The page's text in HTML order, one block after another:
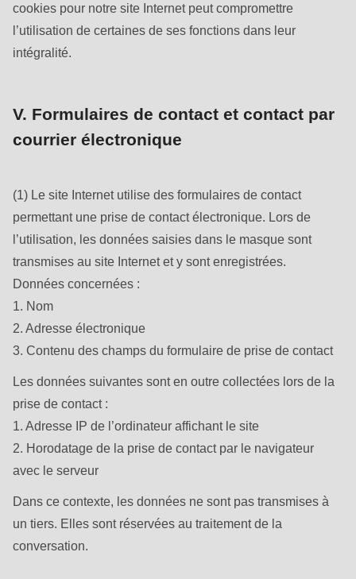
cookies pour notre site Internet peut compromettre
l’utilisation de certaines de ses fonctions dans leur
intégralité.
V. Formulaires de contact et contact par
courrier électronique
(1) Le site Internet utilise des formulaires de contact
permettant une prise de contact électronique. Lors de
l’utilisation, les données saisies dans le masque sont
transmises au site Internet et y sont enregistrées.
Données concernées :
1. Nom
2. Adresse électronique
3. Contenu des champs du formulaire de prise de contact
Les données suivantes sont en outre collectées lors de la
prise de contact :
1. Adresse IP de l’ordinateur affichant le site
2. Horodatage de la prise de contact par le navigateur
avec le serveur
Dans ce contexte, les données ne sont pas transmises à
un tiers. Elles sont réservées au traitement de la
conversation.